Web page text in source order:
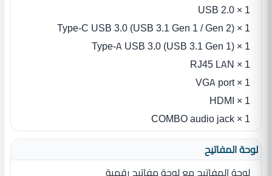
1 × USB 2.0
1 × Type-C USB 3.0 (USB 3.1 Gen 1 / Gen 2)
1 × Type-A USB 3.0 (USB 3.1 Gen 1)
1 × RJ45 LAN
1 × VGA port
1 × HDMI
1 × COMBO audio jack
لوحة المفاتيح
لوحة المفاتيح مع لوحة مفاتيح رقمية